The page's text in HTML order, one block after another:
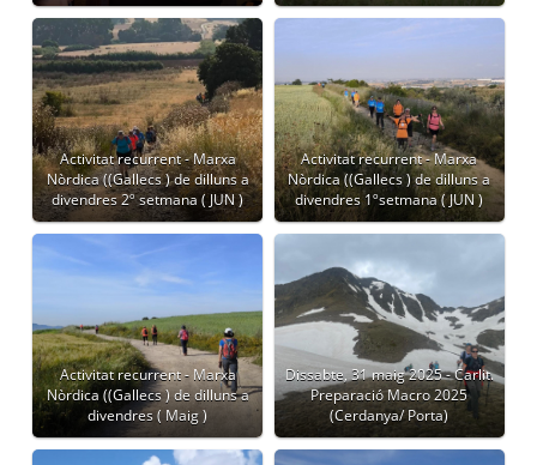
Activitat recurrent - Marxa
Nòrdica ((Gallecs ) de dilluns a
divendres 2º setmana ( JUN )
Activitat recurrent - Marxa
Nòrdica ((Gallecs ) de dilluns a
divendres 1ºsetmana ( JUN )
Activitat recurrent - Marxa
Nòrdica ((Gallecs ) de dilluns a
divendres ( Maig )
Dissabte, 31 maig 2025 - Carlit.
Preparació Macro 2025
(Cerdanya/ Porta)